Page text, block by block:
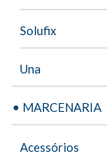
Solufix
Una
• MARCENARIA
Acessórios